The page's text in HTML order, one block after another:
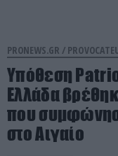
PRONEWS.GR /
Υπόθεση
Ελλάδα
που
στο Αιγαίο